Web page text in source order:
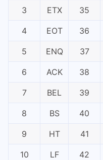
3 ETX 35
4 EOT 36
5 ENQ 37
6 ACK 38
7 BEL 39
8 BS 40
9 HT 41
10 LF 42